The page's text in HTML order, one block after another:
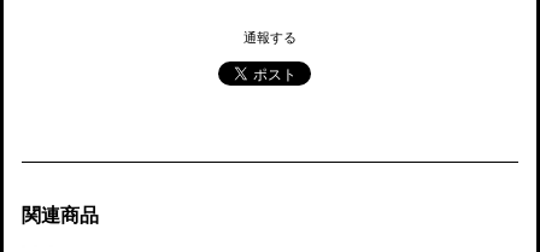
通報する
関連商品